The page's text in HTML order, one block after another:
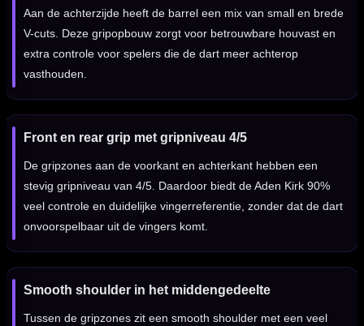
Aan de achterzijde heeft de barrel een mix van small en brede
V-cuts. Deze gripopbouw zorgt voor betrouwbare houvast en
extra controle voor spelers die de dart meer achterop
vasthouden.
Front en rear grip met gripniveau 4/5
De gripzones aan de voorkant en achterkant hebben een
stevig gripniveau van 4/5. Daardoor biedt de Aden Kirk 90%
veel controle en duidelijke vingerreferentie, zonder dat de dart
onvoorspelbaar uit de vingers komt.
Smooth shoulder in het middengedeelte
Tussen de gripzones zit een smooth shoulder met een veel